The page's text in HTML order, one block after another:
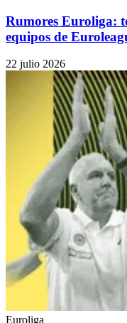
Rumores Euroliga:
equipos de
22 julio 2026
Euroliga